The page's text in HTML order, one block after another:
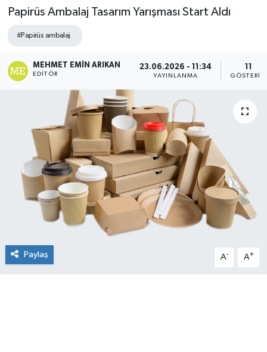
Papirüs Ambalaj Tasarım Yarışması Start Aldı
#Papirüs ambalaj
MEHMET EMIN ARIKAN
EDITÖR
23.06.2026 - 11:34
YAYINLANMA
11
GÖSTERIM
Paylaş A- A+